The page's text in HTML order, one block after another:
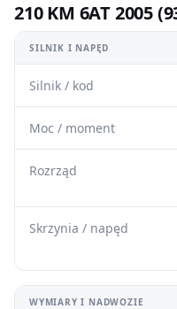
210 KM 6AT 2005
SILNIK I NAPĘD
Silnik / kod
Moc / moment
Rozrząd
Skrzynia / napęd
WYMIARY I NADWOZIE